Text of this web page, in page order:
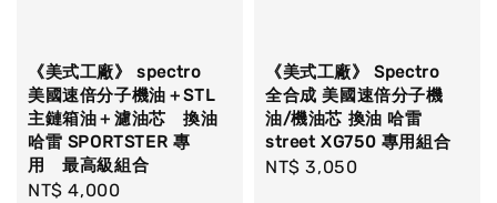
《美式工廠》 spectro
美國速倍分子機油＋STL
主鏈箱油＋濾油芯 換油
哈雷 SPORTSTER 專
用 最高級組合
Regular
NT$ 4,000
《美式工廠》 Spectro
全合成 美國速倍分子機
油/機油芯 換油 哈雷
street XG750 專用組合
Regular
NT$ 3,050